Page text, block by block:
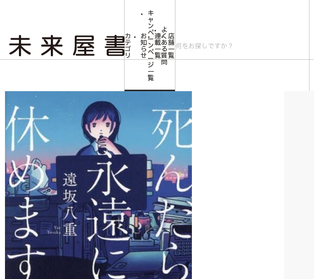
カ
テ
ゴ
リ
お
知
ら
せ
キ
ャ
ン
ペ
ー
ン
ペ
ー
ジ
一
覧
連
載
一
覧
よ
く
あ
る
質
問
店
舗
一
覧
【作家100 冊子付き】遠坂八重先生サイン入り『死んだら永遠に休めます』